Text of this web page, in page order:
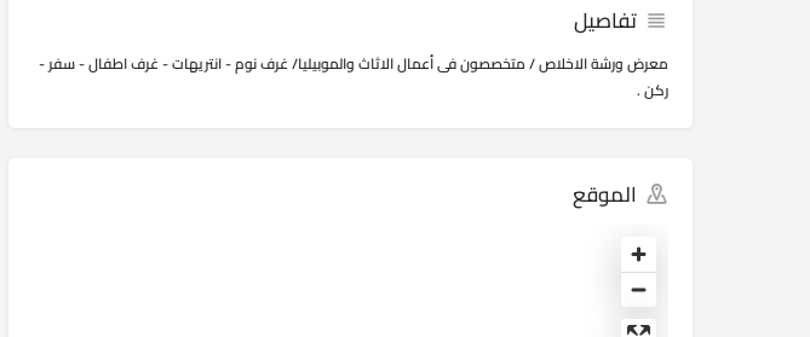
تفاصيل
معرض ورشة الاخلاص / متخصصون فى أعمال الاثاث والموبيليا/ غرف نوم - انتريهات - غرف اطفال - سفر -
ركن .
الموقع